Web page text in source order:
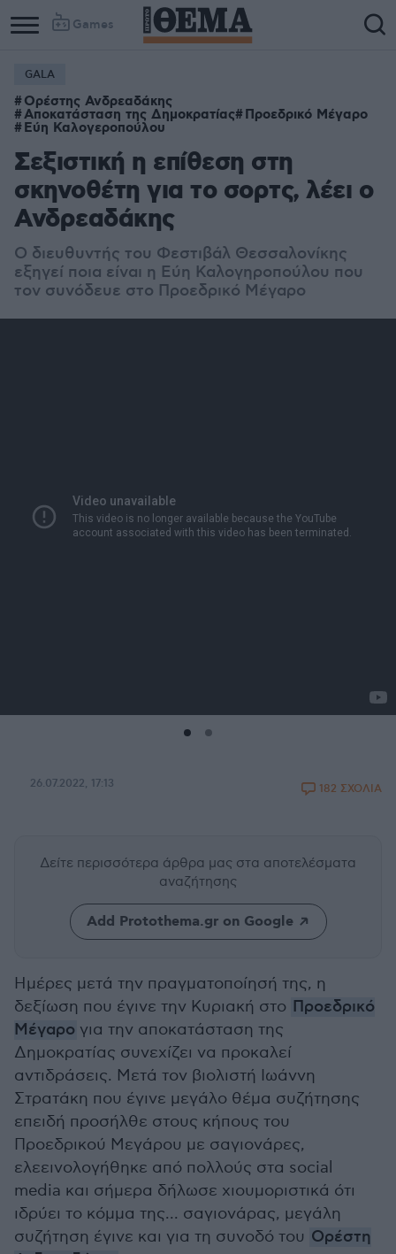
Games
GALA
Ορέστης Ανδρεαδάκης
Αποκατάσταση της Δημοκρατίας Προεδρικό Μέγαρο
Εύη Καλογεροπούλου
Σεξιστική η επίθεση στη
σκηνοθέτη για το σορτς, λέει ο
Ανδρεαδάκης
Ο διευθυντής του Φεστιβάλ Θεσσαλονίκης
εξηγεί ποια είναι η Εύη Καλογηροπούλου που
τον συνόδευε στο Προεδρικό Μέγαρο
26.07.2022, 17:13 182 ΣΧΟΛΙΑ
Δείτε περισσότερα άρθρα μας στα αποτελέσματα
αναζήτησης
Add Protothema.gr on Google
Ημέρες μετά την πραγματοποίησή της, η
δεξίωση που έγινε την Κυριακή στο Προεδρικό
Μέγαρο για την αποκατάσταση της
Δημοκρατίας συνεχίζει να προκαλεί
αντιδράσεις. Μετά τον βιολιστή Ιωάννη
Στρατάκη που έγινε μεγάλο θέμα συζήτησης
επειδή προσήλθε στους κήπους του
Προεδρικού Μεγάρου με σαγιονάρες,
ελεεινολογήθηκε από πολλούς στα social
media και σήμερα δήλωσε χιουμοριστικά ότι
ιδρύει το κόμμα της... σαγιονάρας, μεγάλη
συζήτηση έγινε και για τη συνοδό του Ορέστη